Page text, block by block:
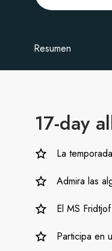
Resumen
17-day
La
Admira las
El MS
Participa en